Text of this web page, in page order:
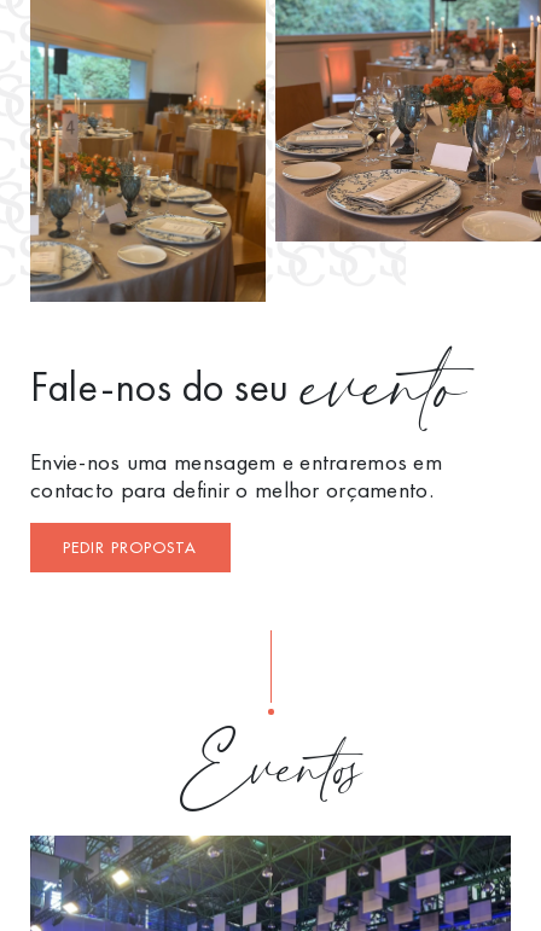
Fale-nos do seuevento
Envie-nos uma mensagem e entraremos em
contacto para definir o melhor orçamento.
PEDIR PROPOSTA
Eventos